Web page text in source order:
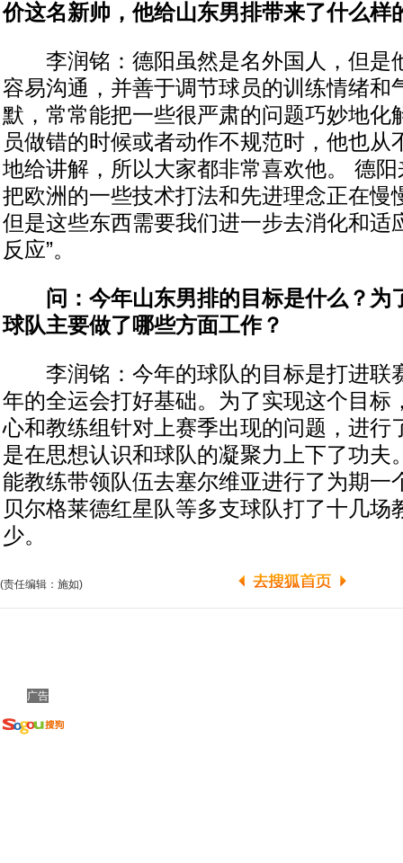
价这名新帅，他给山东男排带来了什么样
李润铭：德阳虽然是名外国人，但是
容易沟通，并善于调节球员的训练情绪和
默，常常能把一些很严肃的问题巧妙地化
员做错的时候或者动作不规范时，他也从
地给讲解，所以大家都非常喜欢他。 德
把欧洲的一些技术打法和先进理念正在慢
但是这些东西需要我们进一步去消化和适
反应”。
问：今年山东男排的目标是什么？为
球队主要做了哪些方面工作？
李润铭：今年的球队的目标是打进联
年的全运会打好基础。为了实现这个目标
心和教练组针对上赛季出现的问题，进行
是在思想认识和球队的凝聚力上下了功夫
能教练带领队伍去塞尔维亚进行了为期一
贝尔格莱德红星队等多支球队打了十几场
少。
(责任编辑：施如)
广告